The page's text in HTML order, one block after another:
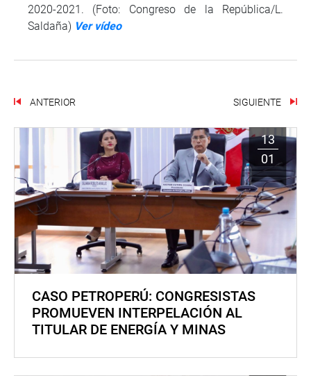
2020-2021. (Foto: Congreso de la República/L.
Saldaña) Ver vídeo
ANTERIOR SIGUIENTE
13
01
CASO PETROPERÚ: CONGRESISTAS
PROMUEVEN INTERPELACIÓN AL
TITULAR DE ENERGÍA Y MINAS